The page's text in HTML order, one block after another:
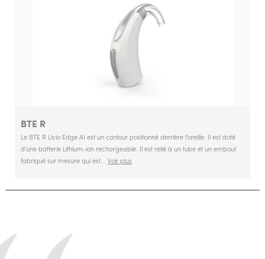
BTE R
Le BTE R Livio Edge AI est un contour positionné derrière l'oreille. Il est doté
d'une batterie Lithium-ion rechargeable. Il est relié à un tube et un embout
fabriqué sur mesure qui est... Voir plus